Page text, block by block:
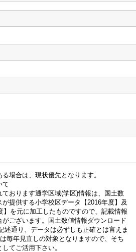
場合は、現状優先となります。
て
おります通学区域(学区)情報は、国土数
提供する小学校区データ【2016年度】及
】を元に加工したものですので、記載情報
ございます。国土数値情報ダウンロード
述通り、データは必ずしも正確とは言えま
毎年見直しの対象となりますので、そち
てご活用下さい。